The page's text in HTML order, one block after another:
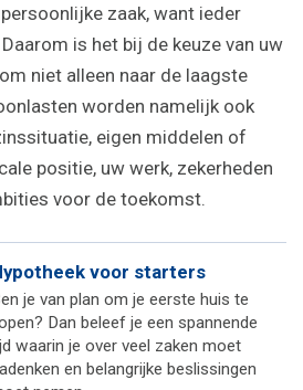
zaak, want ieder
is het bij de keuze van uw
niet alleen naar de laagste
worden namelijk ook
eigen middelen of
positie, uw werk, zekerheden
voor de toekomst.
voor starters
je van plan om je eerste huis te
Dan beleef je een spannende
waarin je over veel zaken moet
en belangrijke beslissingen